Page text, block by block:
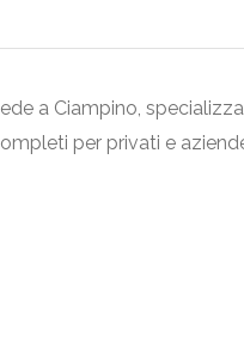
a Ciampino,
per privati e